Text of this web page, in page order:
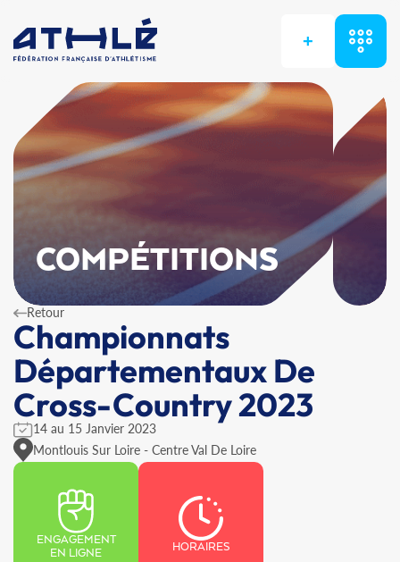
+
COMPÉTITIONS
Retour
Championnats
Départementaux De
Cross-Country 2023
14 au 15 Janvier 2023
Montlouis Sur Loire - Centre Val De Loire
ENGAGEMENT
EN LIGNE
HORAIRES